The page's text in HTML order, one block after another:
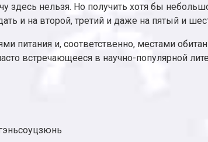
здесь нельзя. Но получить хотя бы
и на второй, третий и даже на пятый и
питания и, соответственно, местами
встречающееся в научно-популярной